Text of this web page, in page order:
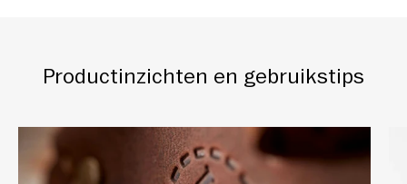
Productinzichten en gebruikstips